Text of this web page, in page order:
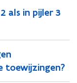
als in pijler 3
toewijzingen?